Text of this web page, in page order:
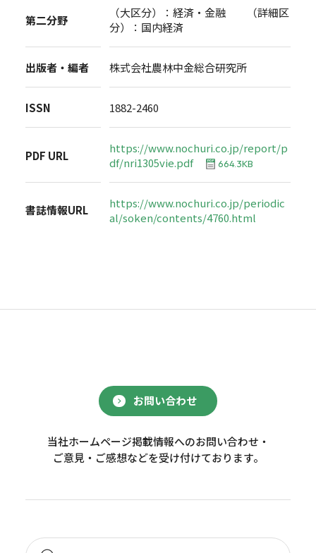
第二分野
（大区分）：経済・金融 （詳細区
分）：国内経済
出版者・編者 株式会社農林中金総合研究所
ISSN 1882-2460
PDF URL
https://www.nochuri.co.jp/report/p
df/nri1305vie.pdf
664.3KB
書誌情報URL
https://www.nochuri.co.jp/periodic
al/soken/contents/4760.html
お問い合わせ
当社ホームページ掲載情報へのお問い合わせ・
ご意見・ご感想などを受け付けております。